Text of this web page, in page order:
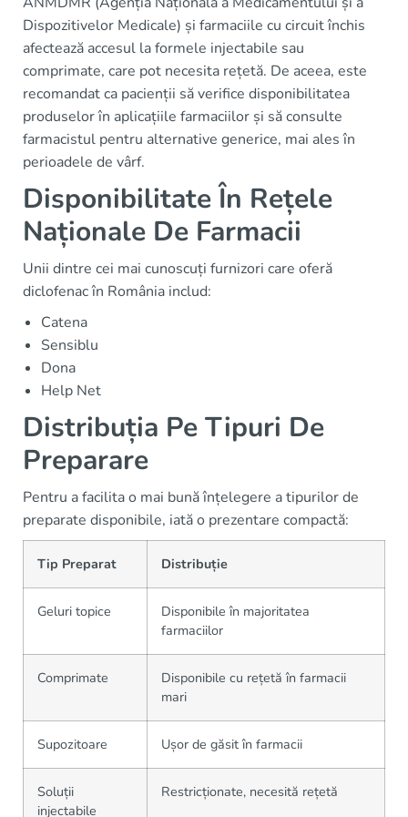
Dispozitivelor Medicale) și farmaciile cu circuit închis
afectează accesul la formele injectabile sau
comprimate, care pot necesita rețetă. De aceea, este
recomandat ca pacienții să verifice disponibilitatea
produselor în aplicațiile farmaciilor și să consulte
farmacistul pentru alternative generice, mai ales în
perioadele de vârf.
Disponibilitate În Rețele
Naționale De Farmacii
Unii dintre cei mai cunoscuți furnizori care oferă
diclofenac în România includ:
Catena
Sensiblu
Dona
Help Net
Distribuția Pe Tipuri De
Preparare
Pentru a facilita o mai bună înțelegere a tipurilor de
preparate disponibile, iată o prezentare compactă:
Tip Preparat Distribuție
Geluri topice
Disponibile în majoritatea
farmaciilor
Comprimate
Disponibile cu rețetă în farmacii
mari
Supozitoare Ușor de găsit în farmacii
Soluții
injectabile
Restricționate, necesită rețetă